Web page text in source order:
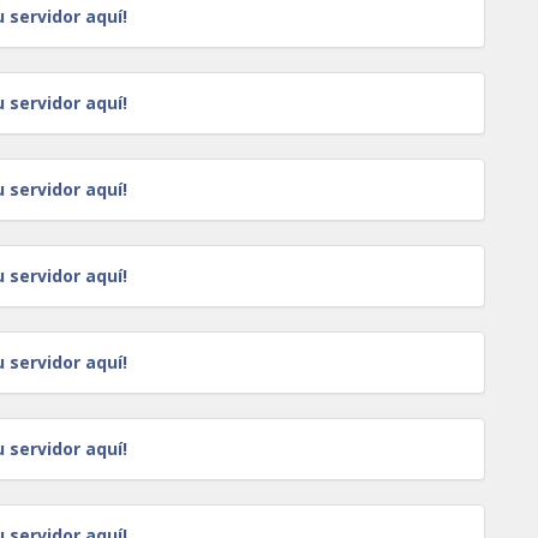
servidor aquí!
servidor aquí!
servidor aquí!
servidor aquí!
servidor aquí!
servidor aquí!